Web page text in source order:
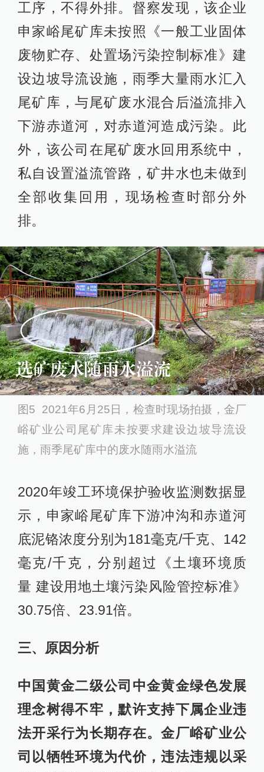
工序，不得外排。督察发现，该企业
申家峪尾矿库未按照《一般工业固体
废物贮存、处置场污染控制标准》建
设边坡导流设施，雨季大量雨水汇入
尾矿库，与尾矿废水混合后溢流排入
下游赤道河，对赤道河造成污染。此
外，该公司在尾矿废水回用系统中，
私自设置溢流管路，矿井水也未做到
全部收集回用，现场检查时部分外
排。
图5 2021年6月25日，检查时现场拍摄，金厂
峪矿业公司尾矿库未按要求建设边坡导流设
施，雨季尾矿库中的废水随雨水溢流
2020年竣工环境保护验收监测数据显
示，申家峪尾矿库下游冲沟和赤道河
底泥铬浓度分别为181毫克/千克、142
毫克/千克，分别超过《土壤环境质
量 建设用地土壤污染风险管控标准》
30.75倍、23.91倍。
三、原因分析
中国黄金二级公司中金黄金绿色发展
理念树得不牢，默许支持下属企业违
法开采行为长期存在。金厂峪矿业公
司以牺牲环境为代价，违法违规以采